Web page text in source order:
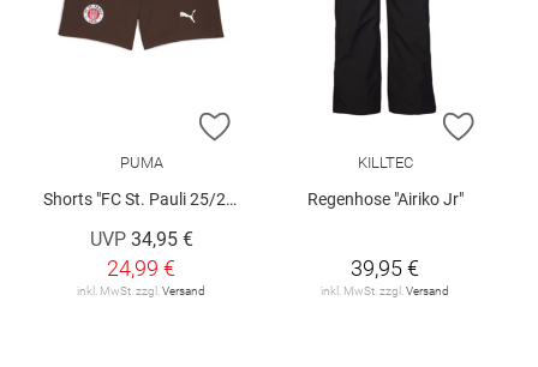
ZUR WUNSCHLISTE HINZUFÜGEN
PUMA
Shorts "FC St. Pauli 25/26"
UVP 34,95 €
24,99 €
inkl. MwSt. zzgl. Versand
ZUR
KILLTEC
Regenhose "Airiko Jr"
39,95 €
inkl. MwSt. zzgl. Versand